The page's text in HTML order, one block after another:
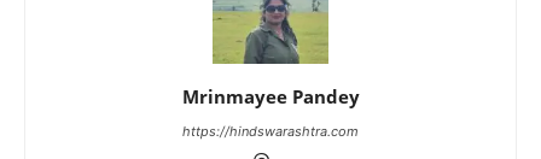
Mrinmayee Pandey
https://hindswarashtra.com